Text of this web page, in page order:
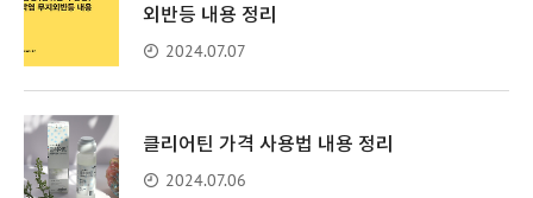
외반등 내용 정리
2024.07.07
클리어틴 가격 사용법 내용 정리
2024.07.06